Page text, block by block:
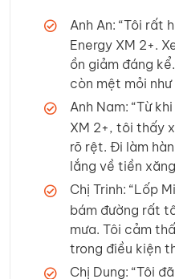
Anh An: “Tôi rất
Energy XM 2+.
ồn giảm đáng
còn mệt mỏi như
Anh Nam: “Từ
XM 2+, tôi thấy
rõ rệt. Đi làm
lắng về tiền
Chị Trinh: “Lốp
bám đường rất
mưa. Tôi cảm
trong điều kiện
Chị Dung: “Tôi